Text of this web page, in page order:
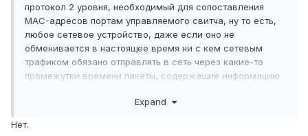
протокол 2 уровня, необходимый для сопоставления
MAC-адресов портам управляемого свитча, ну то есть,
любое сетевое устройство, даже если оно не
обменивается в настоящее время ни с кем сетевым
трафиком обязано отправлять в сеть через какие-то
промежутки времени пакеты, содержащие информацию
Expand
Нет.